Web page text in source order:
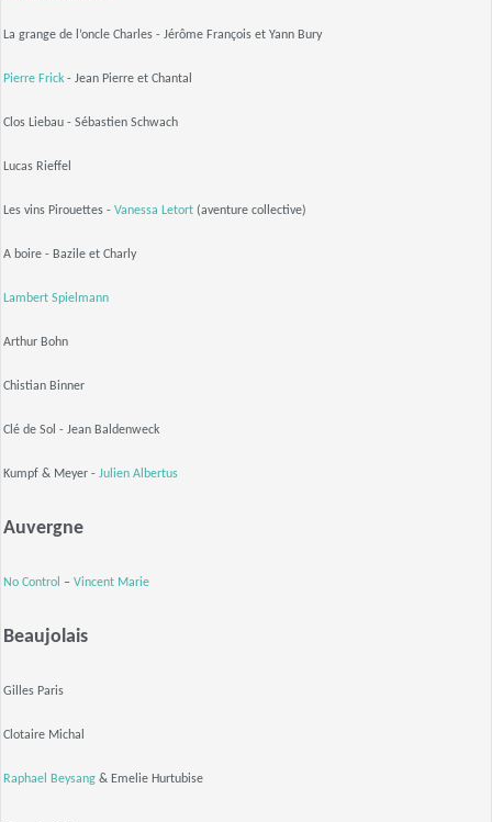
La grange de l’oncle Charles - Jérôme François et Yann Bury
Pierre Frick - Jean Pierre et Chantal
Clos Liebau - Sébastien Schwach
Lucas Rieffel
Les vins Pirouettes - Vanessa Letort (aventure collective)
A boire - Bazile et Charly
Lambert Spielmann
Arthur Bohn
Chistian Binner
Clé de Sol - Jean Baldenweck
Kumpf & Meyer - Julien Albertus
Auvergne
No Control – Vincent Marie
Beaujolais
Gilles Paris
Clotaire Michal
Raphael Beysang & Emelie Hurtubise